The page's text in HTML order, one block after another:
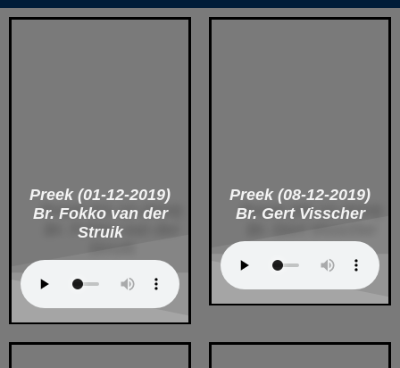
Preek (01-12-2019)
Br. Fokko van der
Struik
Preek (08-12-2019)
Br. Gert Visscher